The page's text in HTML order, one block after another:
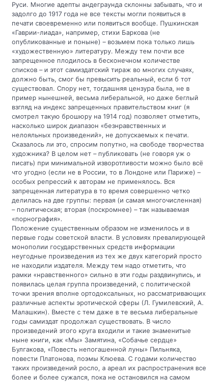
Руси. Многие адепты андеграунда склонны забывать, что и
задолго до 1917 года не все тексты могли появиться в
печати своевременно или появиться вообще. Пушкинская
«Гаврии-лиада», например, стихи Баркова (не
опубликованные и поныне) – возьмем пока только лишь
«художественную» литературу. Между тем почти все
запрещенное плодилось в бесконечном количестве
списков – и этот самиздатский тираж во многих случаях,
должно быть, смог бы превысить реальный, если б тот
существовал. Спору нет, тогдашняя цензура была, не в
пример нынешней, весьма либеральной, но даже беглый
взгляд на индекс запрещенных правительством книг (я
смотрел такую брошюру на 1914 год) позволяет отметить,
насколько широк диапазон «безнравственных и
нелояльных произведений», не допускаемых к печати.
Сказалось ли это, спросим попутно, на свободе творчества
художника? В целом нет – публиковать (не говоря уж о
писать) при минимальной изворотливости можно было всё
что угодно (если не в России, то в Лондоне или Париже) –
особых репрессий к авторам не применялось. Вся
запрещенная литература в то время совершенно четко
делилась на две группы: первая (и самая многочисленная)
– политическая; вторая (поскромнее) – так называемая
«порнография».
Положение существенным образом не изменилось и в
первые годы советской власти. В условиях превалирующей
монополии государственных средств информации
неугодные произведения из тех же двух категорий просто
не находили издателя. Между тем надо отметить, что
рамки «нравственного» сильно в эти годы раздвинулись, и
появилась целая группа произведений, с политической
точки зрения вполне ортодоксальных, но рассматривающих
различные аспекты эротической сферы (Л. Гумилевский, А.
Малашкин). Вместе с тем даже в те весьма либеральные
годы самиздат продолжал существовать. В число
произведений этого круга входили и такие знаменитые
ныне книги, как «Мы» Замятина, «Собачье сердце»
Булгакова, «Повесть непогашенной луны» Пильняка,
повести Платонова, поэмы Клюева. С годами количество
таких произведений росло, а ареал их распространения все
более и более сужался, пока не остановился на самом